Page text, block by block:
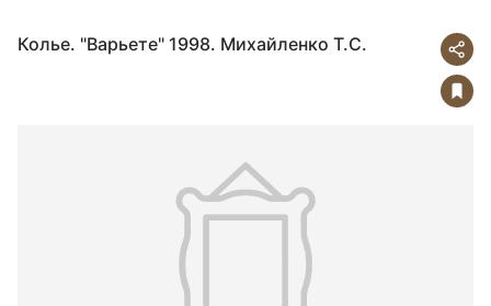
Колье. "Варьете" 1998. Михайленко Т.С.